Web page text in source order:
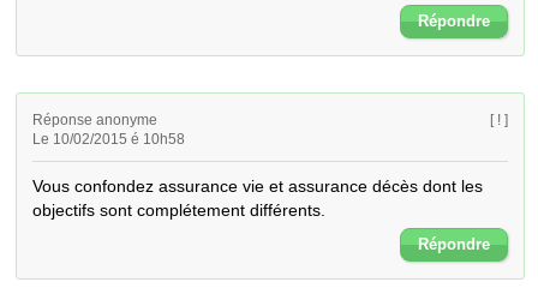
Répondre
Réponse anonyme
Le 10/02/2015 é 10h58
[ ! ]
Vous confondez assurance vie et assurance décès dont les
objectifs sont complétement différents.
Répondre